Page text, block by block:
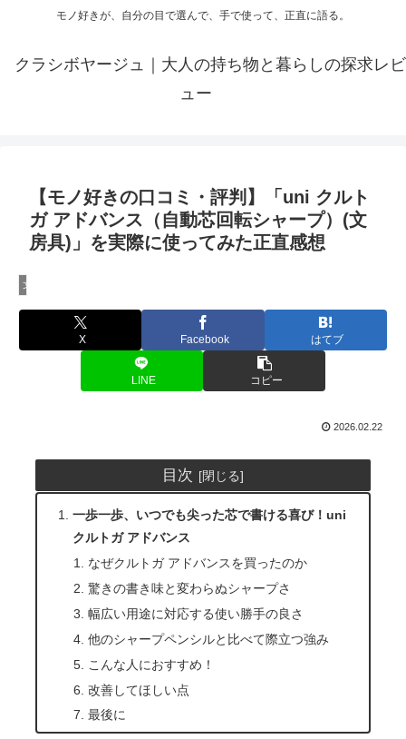
モノ好きが、自分の目で選んで、手で使って、正直に語る。
クラシボヤージュ｜大人の持ち物と暮らしの探求レビ
ュー
【モノ好きの口コミ・評判】「uni クルト
ガ アドバンス（自動芯回転シャープ）(文
房具)」を実際に使ってみた正直感想
文房具レビュー
X Facebook はてブ
LINE コピー
2026.02.22
目次
一歩一歩、いつでも尖った芯で書ける喜び！uni
クルトガ アドバンス
なぜクルトガ アドバンスを買ったのか
驚きの書き味と変わらぬシャープさ
幅広い用途に対応する使い勝手の良さ
他のシャープペンシルと比べて際立つ強み
こんな人におすすめ！
改善してほしい点
最後に